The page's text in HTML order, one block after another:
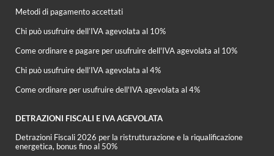
Metodi di pagamento accettati
Chi può usufruire dell’IVA agevolata al 10%
Come ordinare e pagare per usufruire dell'IVA agevolata al 10%
Chi può usufruire dell’IVA agevolata al 4%
Come ordinare per usufruire dell'IVA agevolata al 4%
DETRAZIONI FISCALI E IVA AGEVOLATA
Detrazioni Fiscali 2026 per la ristrutturazione e la riqualificazione
energetica, bonus fino al 50%